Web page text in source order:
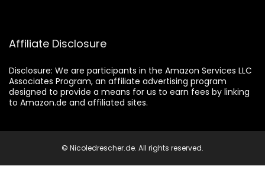
Affiliate Disclosure
Disclosure: We are participants in the Amazon Services LLC
Associates Program, an affiliate advertising program
designed to provide a means for us to earn fees by linking
to Amazon.de and affiliated sites.
© Nicoledrescher.de. All rights reserved.